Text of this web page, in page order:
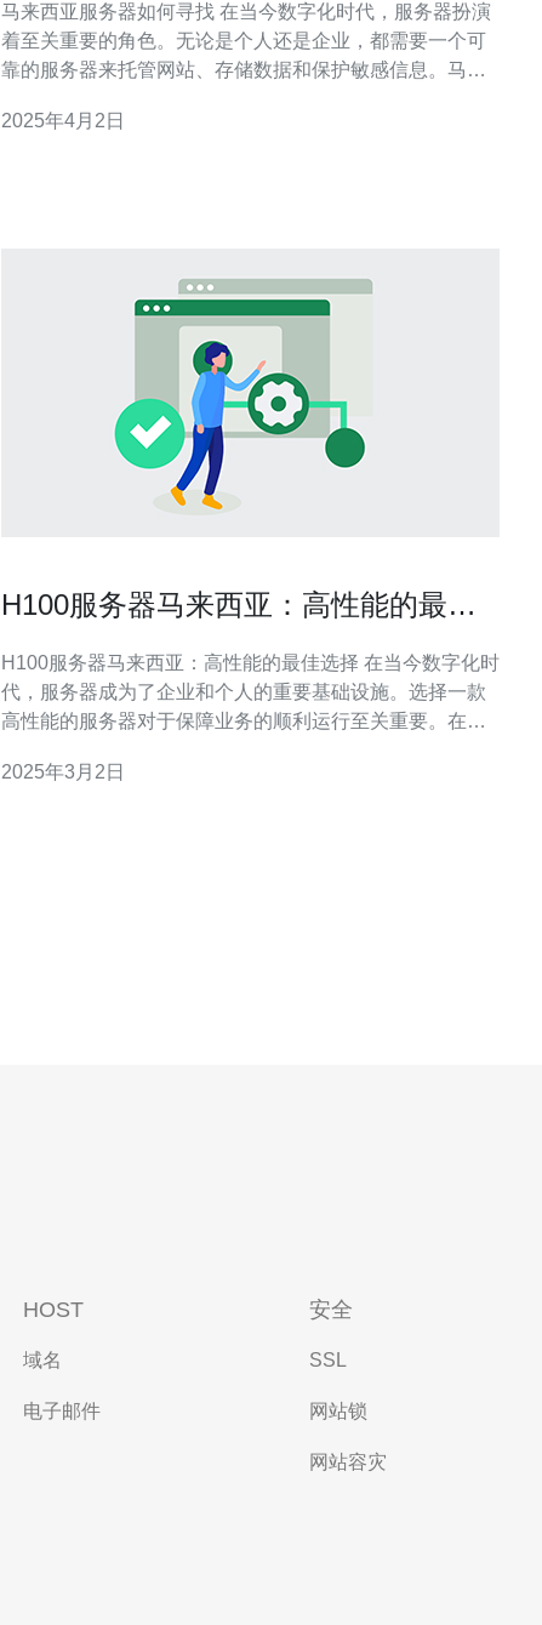
马来西亚服务器如何寻找 在当今数字化时代，服务器扮演
着至关重要的角色。无论是个人还是企业，都需要一个可
靠的服务器来托管网站、存储数据和保护敏感信息。马来
寻找适合的马来西亚服务器。 首先，您需要明确自己的需
2025年4月2日
H100服务器马来西亚：高性能的最佳
H100服务器马来西亚：高性能的最佳选择 在当今数字化时
代，服务器成为了企业和个人的重要基础设施。选择一款
高性能的服务器对于保障业务的顺利运行至关重要。在这
H100服务器马来西亚的优势和特点。 H100服务器马来西
2025年3月2日
HOST
域名
电子邮件
安全
SSL
网站锁
网站容灾